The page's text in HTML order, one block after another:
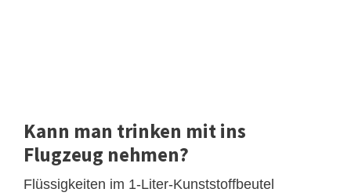
Kann man trinken mit ins
Flugzeug nehmen?
Flüssigkeiten im 1-Liter-Kunststoffbeutel